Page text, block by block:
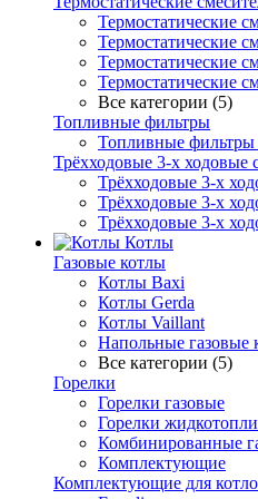
Термостатические
Термостатические
Термостатические
Термостатические
Все категории (5)
Топливные фильтры
Топливные фильтры
Трёхходовые 3-х ходовые
Трёхходовые 3-х
Трёхходовые 3-х
Трёхходовые 3-х
Котлы
Газовые котлы
Котлы Baxi
Котлы Gerda
Котлы Vaillant
Напольные газовые
Все категории (5)
Горелки
Горелки газовые
Горелки
Комбинированные
Комплектующие
Комплектующие для